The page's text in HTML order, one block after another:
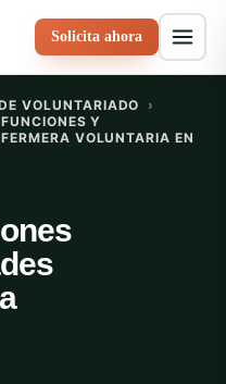
Solicita ahora
VOLUNTARIADO
›
Y
VOLUNTARIA EN